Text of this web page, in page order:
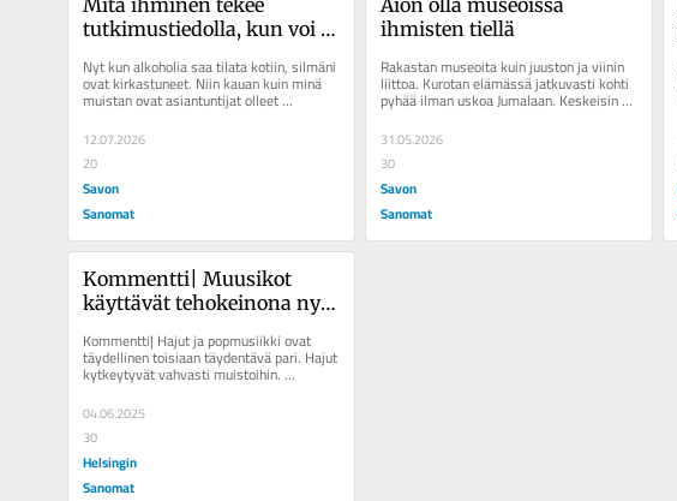
tutkimustiedolla, kun voi
ikkunasta, miten asiat on
Nyt kun alkoholia saa tilata kotiin, silmäni
ovat kirkastuneet. Niin kauan kuin minä
muistan ovat asiantuntijat olleet
12.07.2026
20
Savon
Sanomat
ihmisten tiellä
Rakastan museoita kuin juuston ja viinin
liittoa. Kurotan elämässä jatkuvasti kohti
pyhää ilman uskoa Jumalaan. Keskeisin
tapa tähän on olla...
31.05.2026
30
Savon
Sanomat
Kommentti| Muusikot
käyttävät tehokeinona nyt
keinot ovat hoopoja
Kommentti| Hajut ja popmusiikki ovat
täydellinen toisiaan täydentävä pari. Hajut
kytkeytyvät vahvasti muistoihin.
Yhdysvaltalaisen Kacey...
04.06.2025
30
Helsingin
Sanomat